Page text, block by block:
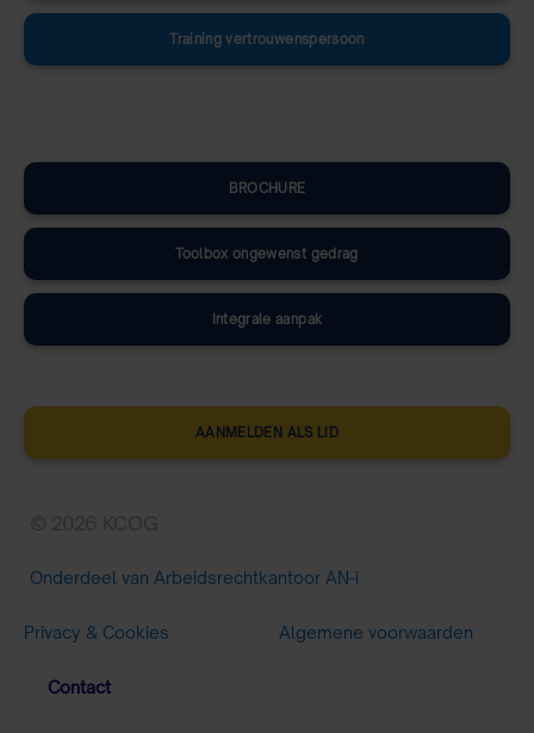
Training vertrouwenspersoon
BROCHURE
Toolbox ongewenst gedrag
Integrale aanpak
AANMELDEN ALS LID
© 2026 KCOG
Onderdeel van Arbeidsrechtkantoor AN-i
Privacy & Cookies Algemene voorwaarden
Contact